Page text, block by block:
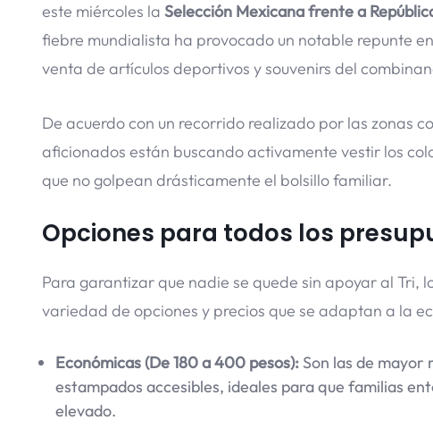
este miércoles la Selección Mexicana frente a
fiebre mundialista ha provocado un notable repunte
venta de artículos deportivos y souvenirs del
De acuerdo con un recorrido realizado por las zonas
aficionados están buscando activamente vestir los
que no golpean drásticamente el bolsillo familiar.
Opciones para todos los
Para garantizar que nadie se quede sin apoyar al Tri,
variedad de opciones y precios que se adaptan a la
Económicas (De 180 a 400 pesos): Son las de mayor
estampados accesibles, ideales para que familias
elevado.